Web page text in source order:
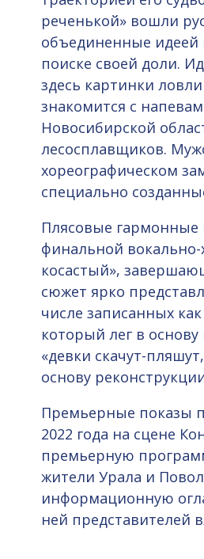
реченькой» вошли
объединенные идеей
поиске своей доли.
здесь картинки
знакомится с
Новосибирской
лесосплавщиков.
хореографическом
специально
Плясовые гармонные
финальной вокально-
косастый»,
сюжет ярко
числе записанных
который лег в
«девки скачут-
основу
Премьерные показы
2022 года на сцене
премьерную
жители Урала и
информационную
ней представителей